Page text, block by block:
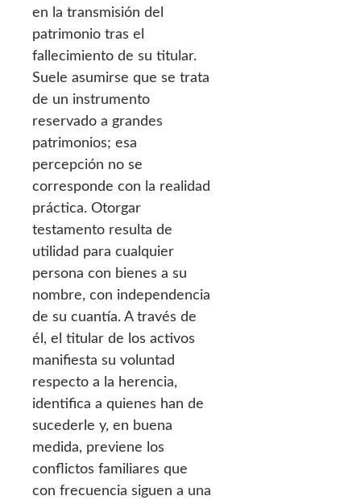
en la transmisión del
patrimonio tras el
fallecimiento de su titular.
Suele asumirse que se trata
de un instrumento
reservado a grandes
patrimonios; esa
percepción no se
corresponde con la realidad
práctica. Otorgar
testamento resulta de
utilidad para cualquier
persona con bienes a su
nombre, con independencia
de su cuantía. A través de
él, el titular de los activos
manifiesta su voluntad
respecto a la herencia,
identifica a quienes han de
sucederle y, en buena
medida, previene los
conflictos familiares que
con frecuencia siguen a una